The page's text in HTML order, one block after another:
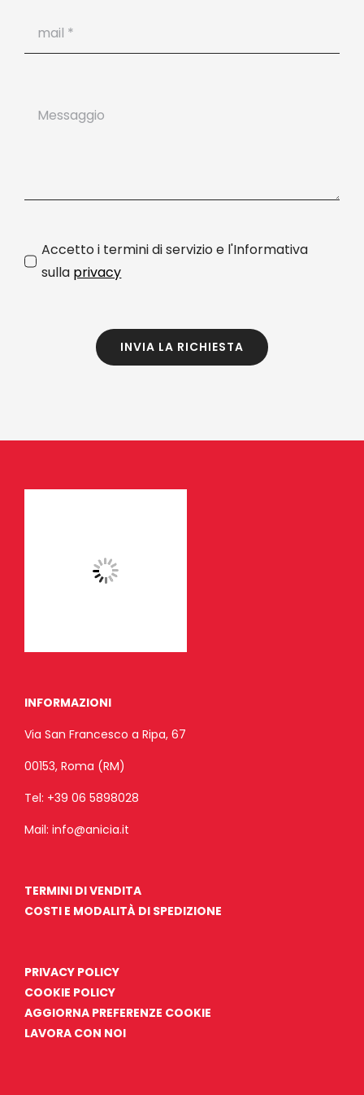
Accetto i termini di servizio e l'Informativa
sulla privacy
INVIA LA RICHIESTA
INFORMAZIONI
Via San Francesco a Ripa, 67
00153, Roma (RM)
Tel: +39 06 5898028
Mail: info@anicia.it
TERMINI DI VENDITA
COSTI E MODALITÀ DI SPEDIZIONE
PRIVACY POLICY
COOKIE POLICY
AGGIORNA PREFERENZE COOKIE
LAVORA CON NOI